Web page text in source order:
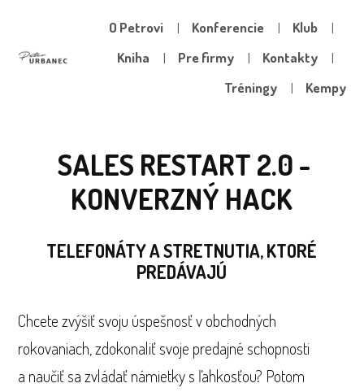
O Petrovi Konferencie
Klub
Kniha
Pre firmy
Kontakty
Tréningy
Kempy
SALES RESTART 2.0 -
KONVERZNÝ HACK
TELEFONÁTY A STRETNUTIA, KTORÉ
PREDÁVAJÚ
Chcete zvýšiť svoju úspešnosť v obchodných
rokovaniach, zdokonaliť svoje predajné schopnosti
a naučiť sa zvládať námietky s ľahkosťou? Potom